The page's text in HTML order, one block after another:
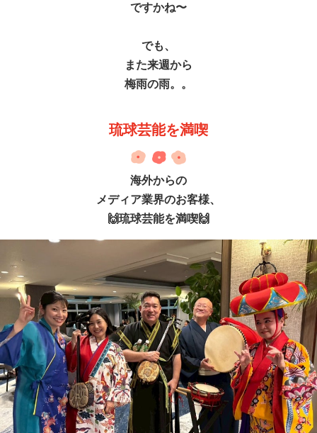
ですかね〜
でも、
また来週から
梅雨の雨。。
琉球芸能を満喫
海外からの
メディア業界のお客様、
🙌琉球芸能を満喫🙌